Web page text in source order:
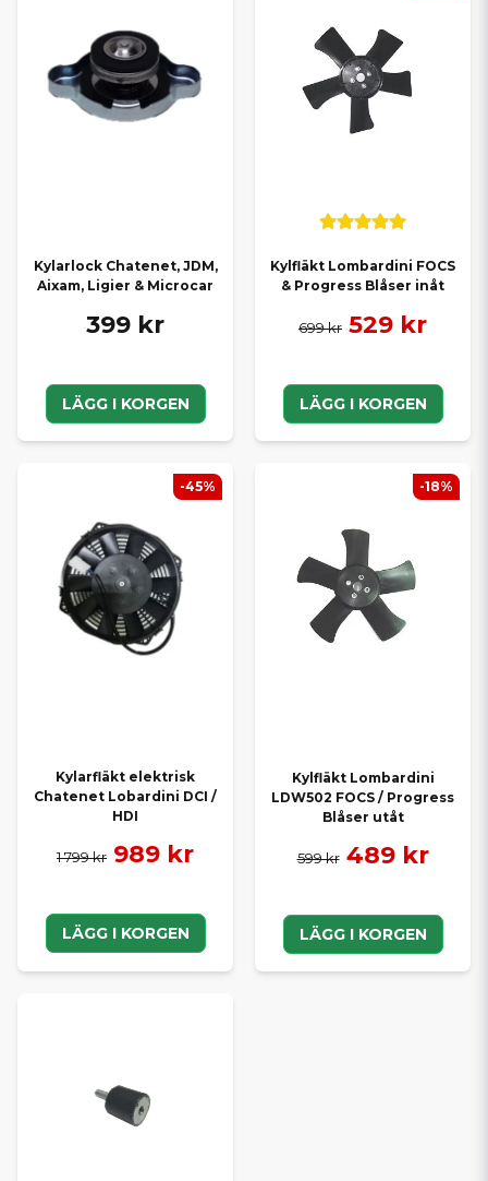
Kylarlock Chatenet, JDM,
Aixam, Ligier & Microcar
399 kr
LÄGG I KORGEN
Kylfläkt Lombardini FOCS
& Progress Blåser inåt
699 kr 529 kr
LÄGG I KORGEN
Kylarfläkt elektrisk
Chatenet Lobardini DCI /
HDI
1 799 kr 989 kr
LÄGG I KORGEN
-45%
Kylfläkt Lombardini
LDW502 FOCS / Progress
Blåser utåt
599 kr 489 kr
LÄGG I KORGEN
-18%